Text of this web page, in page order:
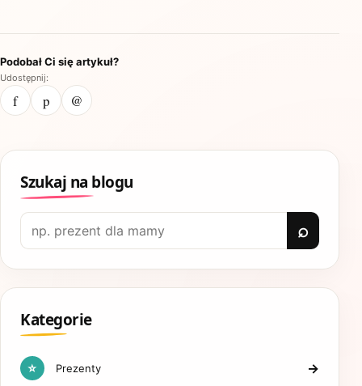
Podobał Ci się artykuł?
Udostępnij:
f p @
Szukaj na blogu
Szukaj:
Kategorie
☆ Prezenty →